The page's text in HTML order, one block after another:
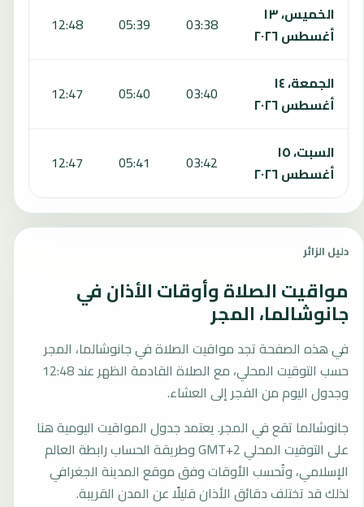
الخميس، ١٣
أغسطس ٢٠٢٦
03:38
05:39
12:48
الجمعة، ١٤
أغسطس ٢٠٢٦
03:40
05:40
12:47
السبت، ١٥
أغسطس ٢٠٢٦
03:42
05:41
12:47
دليل الزائر
مواقيت الصلاة وأوقات الأذان في
جانوشالما، المجر
في هذه الصفحة تجد مواقيت الصلاة في جانوشالما، المجر
حسب التوقيت المحلي، مع الصلاة القادمة الظهر عند 12:48
وجدول اليوم من الفجر إلى العشاء.
جانوشالما تقع في المجر. يعتمد جدول المواقيت اليومية هنا
على التوقيت المحلي GMT+2 وطريقة الحساب رابطة العالم
الإسلامي، وتُحسب الأوقات وفق موقع المدينة الجغرافي
لذلك قد تختلف دقائق الأذان قليلًا عن المدن القريبة.